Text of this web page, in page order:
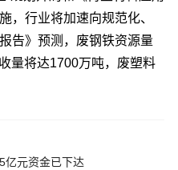
，行业将加速向规范化、
告》预测，废钢铁资源量
量将达1700万吨，废塑料
亿元资金已下达